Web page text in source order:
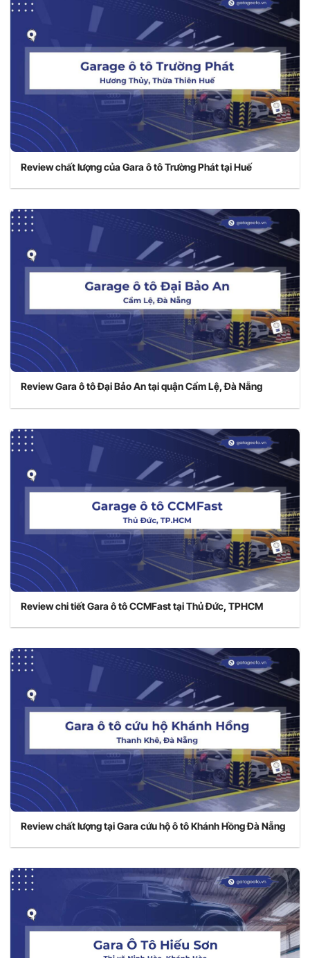
Review chất lượng của Gara ô tô Trường Phát tại Huế
Review Gara ô tô Đại Bảo An tại quận Cẩm Lệ, Đà Nẵng
Review chi tiết Gara ô tô CCMFast tại Thủ Đức, TPHCM
Review chất lượng tại Gara cứu hộ ô tô Khánh Hồng Đà Nẵng